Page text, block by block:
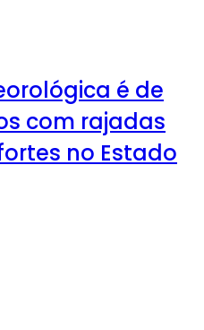
é de
com rajadas
no Estado